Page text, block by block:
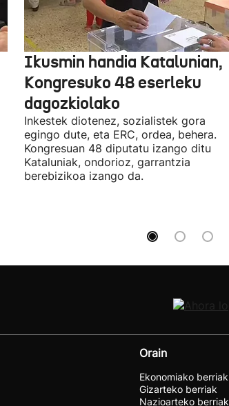
Ikusmin handia Katalunian,
Kongresuko 48 eserleku
dagozkiolako
Inkestek diotenez, sozialistek gora
egingo dute, eta ERC, ordea, behera.
Kongresuan 48 diputatu izango ditu
Kataluniak, ondorioz, garrantzia
berebizikoa izango da.
Orain
Ekonomiako berriak
Gizarteko berriak
Nazioarteko berriak